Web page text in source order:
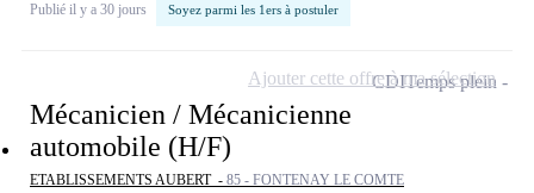
Publié il y a 30 jours Soyez parmi les 1ers à postuler
Mécanicien / Mécanicienne
automobile (H/F)
ETABLISSEMENTS AUBERT - 85 - FONTENAY LE COMTE
CDITemps plein
Ajouter cette offre à ma sélection